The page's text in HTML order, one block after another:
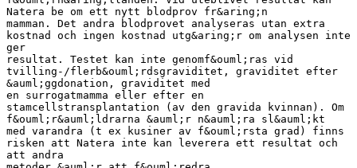
Natera be om ett nytt blodprov fr&aring;n
mamman. Det andra blodprovet analyseras utan extra
kostnad och ingen kostnad utg&aring;r om analysen inte
ger
resultat. Testet kan inte genomf&ouml;ras vid
tvilling-/flerb&ouml;rdsgraviditet, graviditet efter
&auml;ggdonation, graviditet med
en surrogatmamma eller efter en
stamcellstransplantation (av den gravida kvinnan). Om
f&ouml;r&auml;ldrarna &auml;r n&auml;ra sl&auml;kt
med varandra (t ex kusiner av f&ouml;rsta grad) finns
risken att Natera inte kan leverera ett resultat och
att andra